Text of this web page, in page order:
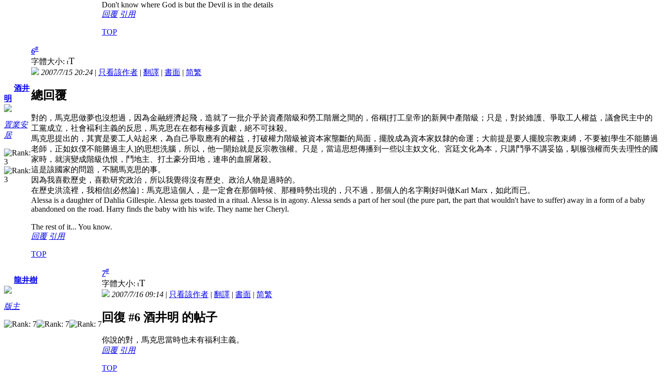
Don't know where God is but the Devil is in the details
回覆 引用
TOP
酒井
明
置業安
居
6#
字體大小: tT
2007/7/15 20:24 | 只看該作者 | 翻譯 | 書面 | 简繁
總回覆
對的，馬克思做夢也沒想過，因為金融經濟起飛，造就了一批介乎於資產階級和勞工階層之間的，俗稱[打工皇帝]的新興中產階級；只是，對於維護、爭取工人權益，議會民主中的
工黨成立，社會褔利主義的反思，馬克思在在都有極多貢獻，絕不可抹殺。
馬克思提出的，其實是要工人站起來，為自己爭取應有的權益，打破權力階級被資本家壟斷的局面，擺脫成為資本家奴隸的命運；大前提是要人擺脫宗教束縛，不要被[學生不能勝過
老師，正如奴僕不能勝過主人]的思想洗腦，所以，他一開始就是反宗教強權。只是，當這思想傳播到一些以主奴文化、宮廷文化為本，只講鬥爭不講妥協，馴服強權而失去理性的國
家時，就演變成階級仇恨，鬥地主、打土豪分田地，連串的血腥屠殺。
這是該國家的問題，不關馬克思的事。
因為我喜歡歷史，喜歡研究政治，所以我覺得沒有歷史、政治人物是過時的。
在歷史洪流裡，我相信[必然論]：馬克思這個人，是一定會在那個時候、那種時勢出現的，只不過，那個人的名字剛好叫做Karl Marx，如此而已。
Alessa is a daughter of Dahlia Gillespie. Alessa gets toasted in a ritual. Alessa is in agony. Alessa sends a part of her soul (the pure part, the part that wouldn't have to suffer) away in a form of a baby
abandoned on the road. Harry finds the baby with his wife. They name her Cheryl.
The rest of it... You know.
回覆 引用
TOP
龍井樹
版主
7#
字體大小: tT
2007/7/16 09:14 | 只看該作者 | 翻譯 | 書面 | 简繁
回復 #6 酒井明 的帖子
你說的對，馬克思當時也未有福利主義。
回覆 引用
TOP